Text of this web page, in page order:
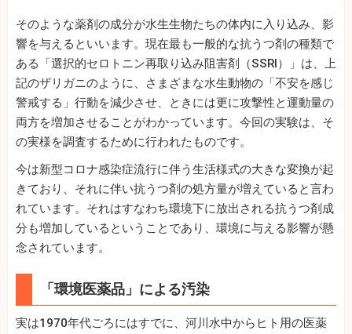
そのような薬剤の成分が水生生物たちの体内に入り込み、影
響を与えるといいます。現在最も一般的な抗うつ剤の種類で
ある「選択的セロトニン再取り込み阻害剤（SSRI）」は、上
記のザリガニのように、さまざまな水生動物の「不安を感じ
警戒する」行動を減少させ、ときには更に攻撃性と運動量の
両方を増加させることがわかっています。今回の実験は、そ
の実様を調査するために行われたものです。
今は新型コロナ感染症流行に伴う生活様式の大きな変換が起
きており、それに伴い抗うつ剤の処方量が増えていると言わ
れています。それはすなわち環境下に放出される抗うつ剤成
分も増加しているということであり、環境に与える影響が懸
念されています。
「環境医薬品」による汚染
実は1970年代ごろにはすでに、河川水中からヒト用の医薬